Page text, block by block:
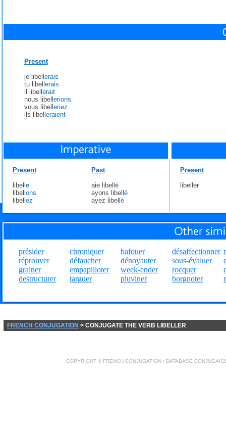
Present
je libell erais
tu libell erais
il libell erait
nous libell erions
vous libell eriez
ils libell eraient
Present
libell e
libell ons
libell ez
Past
aie libell é
ayons libell é
ayez libell é
Present
libeller
présider
réprouver
grainer
destructurer
chroniquer
défaucher
empapilloter
targuer
bafouer
dénoyauter
week-ender
pluviner
désaffectionner
sous-évaluer
rocquer
borgnoter
FRENCH CONJUGATION > CONJUGATE THE VERB LIBELLER
COPYRIGHT © FRENCH CONJUGATION / DATABASE